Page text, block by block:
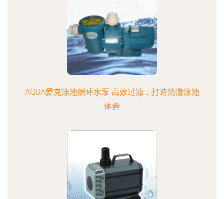
AQUA爱克泳池循环水泵 高效过滤，打造清澈泳池
体验